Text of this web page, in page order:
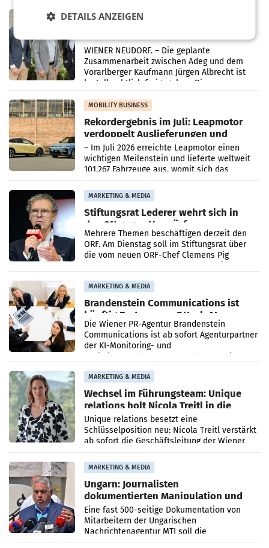
RETAIL
Albrecht setzt ab 1.1.2027 auf Adeg
WIENER NEUDORF. – Die geplante
Zusammenarbeit zwischen Adeg und dem
Vorarlberger Kaufmann Jürgen Albrecht ist
kartellrechtlich freigegeben: Die
Bundeswettbewerbsbehörde und der
Bundeskartellanwalt
MOBILITY BUSINESS
Rekordergebnis im Juli: Leapmotor
verdoppelt Auslieferungen und
überschreitet die 100.000er-Marke
– Im Juli 2026 erreichte Leapmotor einen
wichtigen Meilenstein und lieferte weltweit
101.267 Fahrzeuge aus, womit sich das
Ergebnis gegenüber Juli 2025 mehr als
verdoppelte (+102
MARKETING & MEDIA
Stiftungsrat Lederer wehrt sich in
den SN gegen Vorwürfe
Mehrere Themen beschäftigen derzeit den
ORF. Am Dienstag soll im Stiftungsrat über
die vom neuen ORF-Chef Clemens Pig
MARKETING & MEDIA
Brandenstein Communications ist
künftig Partner von OtterlyAI
Die Wiener PR-Agentur Brandenstein
Communications ist ab sofort Agenturpartner
der KI-Monitoring- und
MARKETING & MEDIA
Wechsel im Führungsteam: Unique
relations holt Nicola Treitl in die
Geschäftsleitung
Unique relations besetzt eine
Schlüsselposition neu: Nicola Treitl verstärkt
ab sofort die Geschäftsleitung der Wiener
PR-Agentur an der Seite von Josef Kalina und
Anna Kalina-Mahr.
MARKETING & MEDIA
Ungarn: Journalisten
dokumentierten Manipulation und
Zensur
Eine fast 500-seitige Dokumentation von
Mitarbeitern der Ungarischen
Nachrichtenagentur MTI soll die
systematische Nachrichten-Manipulation und
DETAILS ANZEIGEN